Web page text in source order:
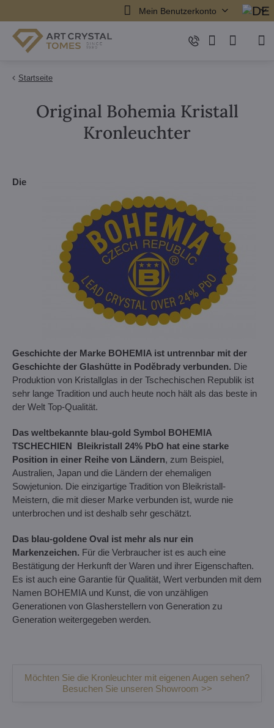
Mein Benutzerkonto
Startseite
Original Bohemia Kristall
Kronleuchter
Die
Geschichte der Marke BOHEMIA ist untrennbar mit der
Geschichte der Glashütte in Poděbrady verbunden. Die
Produktion von Kristallglas in der Tschechischen Republik ist
sehr lange Tradition und auch heute noch hält als das beste in
der Welt Top-Qualität.
Das weltbekannte blau-gold Symbol BOHEMIA
TSCHECHIEN Bleikristall 24% PbO hat eine starke
Position in einer Reihe von Ländern, zum Beispiel,
Australien, Japan und die Ländern der ehemaligen
Sowjetunion. Die einzigartige Tradition von Bleikristall-
Meistern, die mit dieser Marke verbunden ist, wurde nie
unterbrochen und ist deshalb sehr geschätzt.
Das blau-goldene Oval ist mehr als nur ein
Markenzeichen. Für die Verbraucher ist es auch eine
Bestätigung der Herkunft der Waren und ihrer Eigenschaften.
Es ist auch eine Garantie für Qualität, Wert verbunden mit dem
Namen BOHEMIA und Kunst, die von unzähligen
Generationen von Glasherstellern von Generation zu
Generation weitergegeben werden.
Möchten Sie die Kronleuchter mit eigenen Augen sehen?
Besuchen Sie unseren Showroom >>